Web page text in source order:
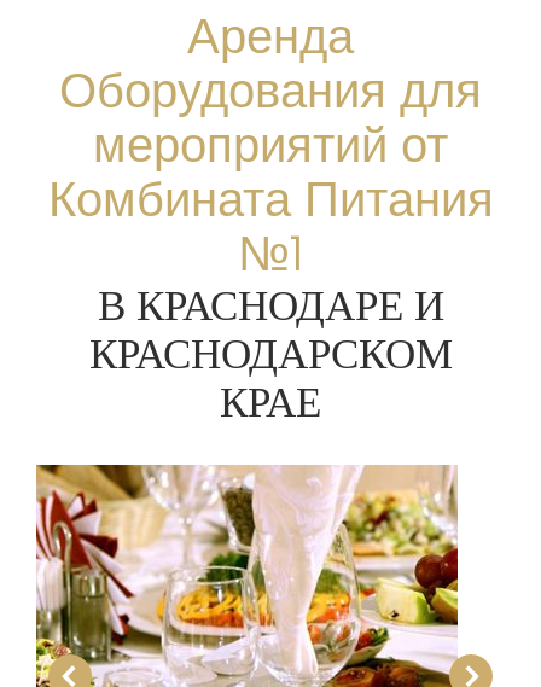
Аренда
Оборудования для
мероприятий от
Комбината Питания
№1
В КРАСНОДАРЕ И
КРАСНОДАРСКОМ
КРАЕ